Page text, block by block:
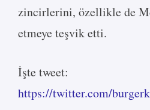
zincirlerini, özellikle de
etmeye teşvik etti.
İşte tweet:
https://twitter.com/